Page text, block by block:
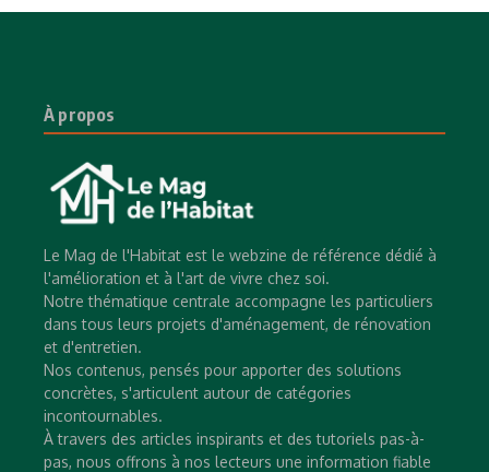
À propos
Le Mag de l'Habitat est le webzine de référence dédié à
l'amélioration et à l'art de vivre chez soi.
Notre thématique centrale accompagne les particuliers
dans tous leurs projets d'aménagement, de rénovation
et d'entretien.
Nos contenus, pensés pour apporter des solutions
concrètes, s'articulent autour de catégories
incontournables.
À travers des articles inspirants et des tutoriels pas-à-
pas, nous offrons à nos lecteurs une information fiable